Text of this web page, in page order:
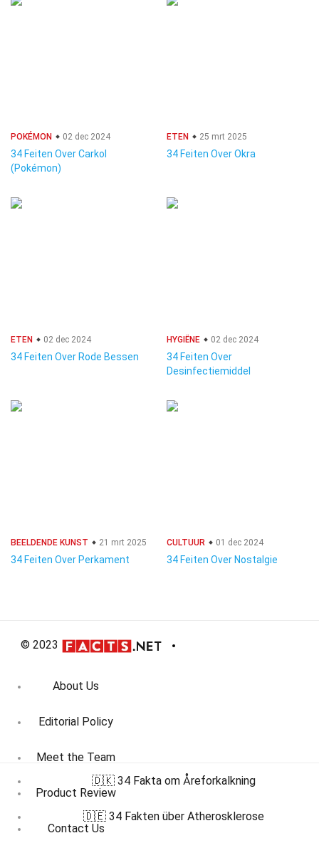
POKÉMON 02 dec 2024
34 Feiten Over Carkol
(Pokémon)
ETEN 25 mrt 2025
34 Feiten Over Okra
ETEN 02 dec 2024
34 Feiten Over Rode Bessen
HYGIËNE 02 dec 2024
34 Feiten Over
Desinfectiemiddel
BEELDENDE KUNST 21 mrt 2025
34 Feiten Over Perkament
CULTUUR 01 dec 2024
34 Feiten Over Nostalgie
© 2023
About Us
Editorial Policy
Meet the Team
Product Review
Contact Us
🇩🇰 34 Fakta om Åreforkalkning
🇩🇪 34 Fakten über Atherosklerose